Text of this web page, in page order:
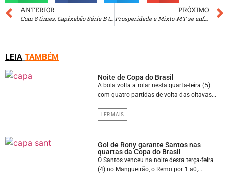
ANTERIOR
Com 8 times, Capixabão Série B tem fórmula de disputa definida e tabela sorteada
PRÓXIMO
Prosperidade e Mixto-MT se enfrentam nas oitavas da Copa do Brasil
LEIA TAMBÉM
Noite de Copa do Brasil
A bola volta a rolar nesta quarta-feira (5)
com quatro partidas de volta das oitavas...
LER MAIS
Gol de Rony garante Santos nas
quartas da Copa do Brasil
O Santos venceu na noite desta terça-feira
(4) no Mangueirão, o Remo por 1 a0,...